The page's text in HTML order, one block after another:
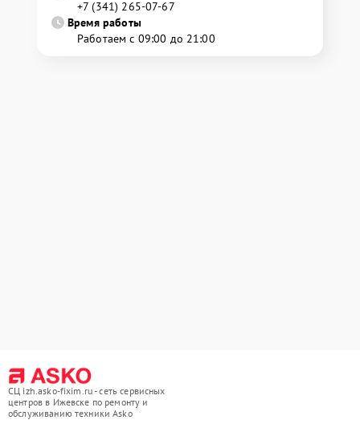
+7 (341) 265-07-67
Время работы
Работаем с 09:00 до 21:00
СЦ izh.asko-fixim.ru - сеть сервисных
центров в Ижевске по ремонту и
обслуживанию техники Asko